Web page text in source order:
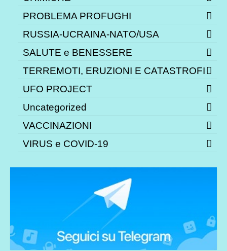
PROBLEMA PROFUGHI
RUSSIA-UCRAINA-NATO/USA
SALUTE e BENESSERE
TERREMOTI, ERUZIONI E CATASTROFI
UFO PROJECT
Uncategorized
VACCINAZIONI
VIRUS e COVID-19